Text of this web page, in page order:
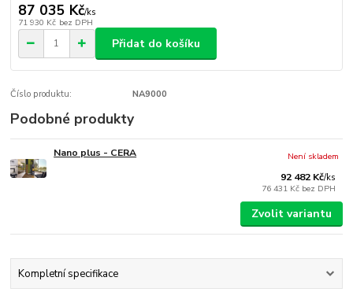
87 035 Kč/ks
71 930 Kč bez DPH
Přidat do košíku
Číslo produktu: NA9000
Podobné produkty
Nano plus - CERA
92 482 Kč/ks
76 431 Kč bez DPH
Není skladem
Zvolit variantu
Kompletní specifikace